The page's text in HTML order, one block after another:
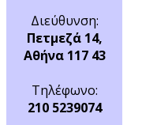
Διεύθυνση:
Πετμεζά 14,
Αθήνα 117 43
Τηλέφωνο:
210 5239074